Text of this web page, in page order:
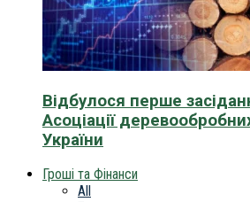
Відбулося перше
Асоціації
України
Гроші та Фінанси
All